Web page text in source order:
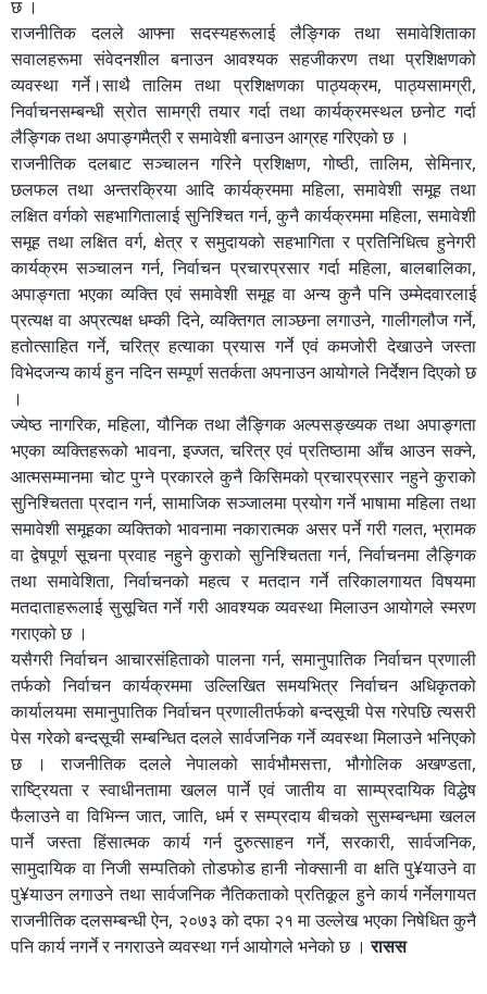
छ ।
राजनीतिक दलले आफ्ना सदस्यहरूलाई लैङ्गिक तथा समावेशिताका
सवालहरूमा संवेदनशील बनाउन आवश्यक सहजीकरण तथा प्रशिक्षणको
व्यवस्था गर्ने।साथै तालिम तथा प्रशिक्षणका पाठ्यक्रम, पाठ्यसामग्री,
निर्वाचनसम्बन्धी स्रोत सामग्री तयार गर्दा तथा कार्यक्रमस्थल छनोट गर्दा
लैङ्गिक तथा अपाङ्गमैत्री र समावेशी बनाउन आग्रह गरिएको छ ।
राजनीतिक दलबाट सञ्चालन गरिने प्रशिक्षण, गोष्ठी, तालिम, सेमिनार,
छलफल तथा अन्तरक्रिया आदि कार्यक्रममा महिला, समावेशी समूह तथा
लक्षित वर्गको सहभागितालाई सुनिश्चित गर्न, कुनै कार्यक्रममा महिला, समावेशी
समूह तथा लक्षित वर्ग, क्षेत्र र समुदायको सहभागिता र प्रतिनिधित्व हुनेगरी
कार्यक्रम सञ्चालन गर्न, निर्वाचन प्रचारप्रसार गर्दा महिला, बालबालिका,
अपाङ्गता भएका व्यक्ति एवं समावेशी समूह वा अन्य कुनै पनि उम्मेदवारलाई
प्रत्यक्ष वा अप्रत्यक्ष धम्की दिने, व्यक्तिगत लाञ्छना लगाउने, गालीगलौज गर्ने,
हतोत्साहित गर्ने, चरित्र हत्याका प्रयास गर्ने एवं कमजोरी देखाउने जस्ता
विभेदजन्य कार्य हुन नदिन सम्पूर्ण सतर्कता अपनाउन आयोगले निर्देशन दिएको छ
।
ज्येष्ठ नागरिक, महिला, यौनिक तथा लैङ्गिक अल्पसङ्ख्यक तथा अपाङ्गता
भएका व्यक्तिहरूको भावना, इज्जत, चरित्र एवं प्रतिष्ठामा आँच आउन सक्ने,
आत्मसम्मानमा चोट पुग्ने प्रकारले कुनै किसिमको प्रचारप्रसार नहुने कुराको
सुनिश्चितता प्रदान गर्न, सामाजिक सञ्जालमा प्रयोग गर्ने भाषामा महिला तथा
समावेशी समूहका व्यक्तिको भावनामा नकारात्मक असर पर्ने गरी गलत, भ्रामक
वा द्वेषपूर्ण सूचना प्रवाह नहुने कुराको सुनिश्चितता गर्न, निर्वाचनमा लैङ्गिक
तथा समावेशिता, निर्वाचनको महत्व र मतदान गर्ने तरिकालगायत विषयमा
मतदाताहरूलाई सुसूचित गर्ने गरी आवश्यक व्यवस्था मिलाउन आयोगले स्मरण
गराएको छ ।
यसैगरी निर्वाचन आचारसंहिताको पालना गर्न, समानुपातिक निर्वाचन प्रणाली
तर्फको निर्वाचन कार्यक्रममा उल्लिखित समयभित्र निर्वाचन अधिकृतको
कार्यालयमा समानुपातिक निर्वाचन प्रणालीतर्फको बन्दसूची पेस गरेपछि त्यसरी
पेस गरेको बन्दसूची सम्बन्धित दलले सार्वजनिक गर्ने व्यवस्था मिलाउने भनिएको
छ । राजनीतिक दलले नेपालको सार्वभौमसत्ता, भौगोलिक अखण्डता,
राष्ट्रियता र स्वाधीनतामा खलल पार्ने एवं जातीय वा साम्प्रदायिक विद्धेष
फैलाउने वा विभिन्न जात, जाति, धर्म र सम्प्रदाय बीचको सुसम्बन्धमा खलल
पार्ने जस्ता हिंसात्मक कार्य गर्न दुरुत्साहन गर्ने, सरकारी, सार्वजनिक,
सामुदायिक वा निजी सम्पतिको तोडफोड हानी नोक्सानी वा क्षति पु¥याउने वा
पु¥याउन लगाउने तथा सार्वजनिक नैतिकताको प्रतिकूल हुने कार्य गर्नेलगायत
राजनीतिक दलसम्बन्धी ऐन, २०७३ को दफा २१ मा उल्लेख भएका निषेधित कुनै
पनि कार्य नगर्ने र नगराउने व्यवस्था गर्न आयोगले भनेको छ ।रासस